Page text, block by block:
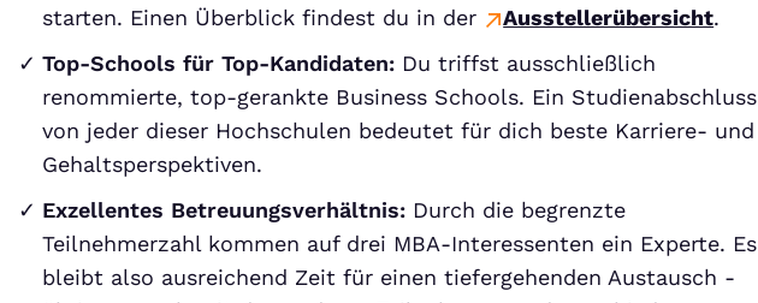
starten. Einen Überblick findest du in der
Ausstellerübersicht.
Top-Schools für Top-Kandidaten: Du triffst ausschließlich
renommierte, top-gerankte Business Schools. Ein Studienabschluss
von jeder dieser Hochschulen bedeutet für dich beste Karriere- und
Gehaltsperspektiven.
Exzellentes Betreuungsverhältnis: Durch die begrenzte
Teilnehmerzahl kommen auf drei MBA-Interessenten ein Experte. Es
bleibt also ausreichend Zeit für einen tiefergehenden Austausch -